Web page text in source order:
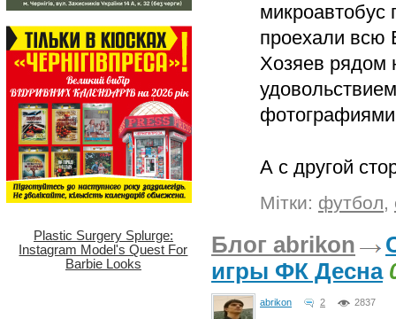
микроавтобус
проехали всю
Хозяев рядом
фотографиями
А с другой
Мітки: футбол,
Блог abrikon
игры ФК Десна
abrikon 2 2837